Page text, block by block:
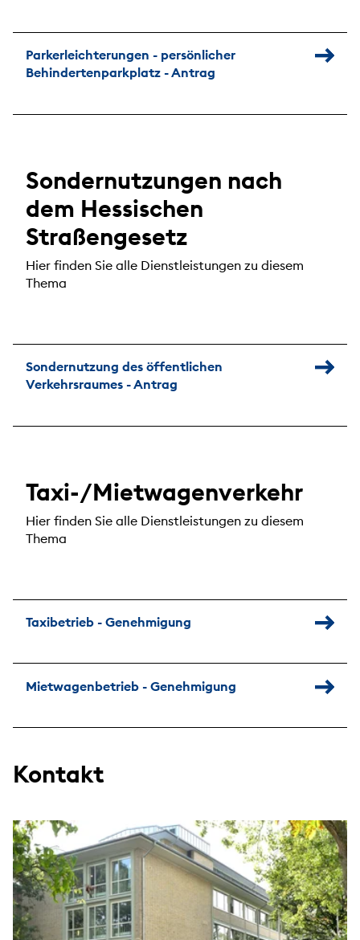
Parkerleichterungen - persönlicher
Behindertenparkplatz - Antrag
Sondernutzungen nach
dem Hessischen
Straßengesetz
Hier finden Sie alle Dienstleistungen zu diesem
Thema
Sondernutzung des öffentlichen
Verkehrsraumes - Antrag
Taxi-/Mietwagenverkehr
Hier finden Sie alle Dienstleistungen zu diesem
Thema
Taxibetrieb - Genehmigung
Mietwagenbetrieb - Genehmigung
Kontakt